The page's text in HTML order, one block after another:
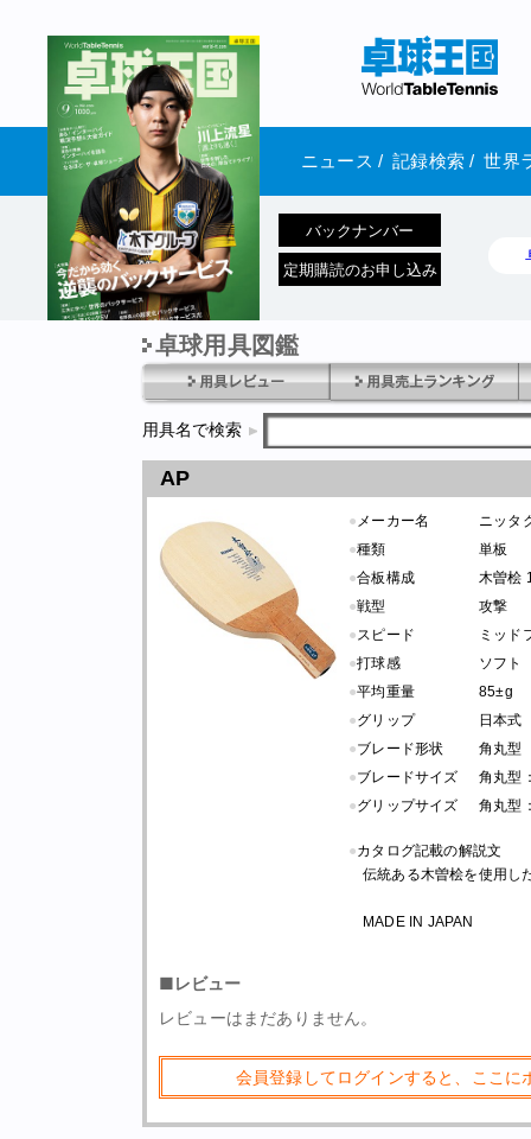
ニュース / 記録検索 / 世界
1970年1月01日 発売
バックナンバー
定期購読のお申し込み
卓球用具図鑑
用具名で検索
AP
● メーカー名
ニッタ
●種類
単板
●合板構成
木曽桧
●戦型
攻撃
●スピード
ミッド
●打球感
ソフト
●平均重量
85±g
●グリップ
日本式
●ブレード形状
角丸型
●ブレードサイズ
角丸型
●グリップサイズ 角丸型
●カタログ記載の解説文
伝統ある木曽桧を使用し
MADE IN JAPAN
■レビュー
レビューはまだありません。
会員登録してログインすると、ここ